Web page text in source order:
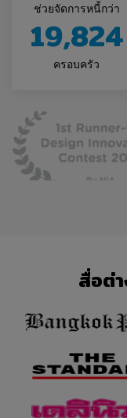
ข้อ 9 สิ่งอื่นๆ
บริษัทสงวนสิทธิที่จ
และเข้าถึงเว็บไซ
หากบริษัทไม่ได้ใช้
กำหนดและเงื่อนไ
เป็นการสละสิทธิดั
บังคับใช้สิทธิดังกล่
และบังคับใช้ได้ที่
(เจตนารมณ์ของ)
บังคับสมบูรณ์ต่อไป
ข้อกำหนดและเงื่
ระหว่างท่านและ
เว็บไซต์ของบริษัท
ช่วยจัดการหนี้กว่า
19,824
ครอบครัว
สื่อต่